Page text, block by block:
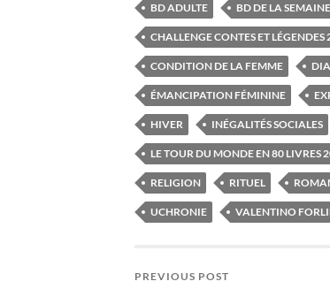
BD ADULTE BD DE LA SEMAINE
CHALLENGE CONTES ET LÉGENDES
CONDITION DE LA FEMME
ÉMANCIPATION FÉMININE
HIVER INÉGALITÉS SOCIALES
LE TOUR DU MONDE EN 80 LIVRES
RELIGION RITUEL
UCHRONIE VALENTINO
PREVIOUS POST